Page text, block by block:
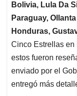
Bolivia, Lula Da
Paraguay,
Honduras,
Cinco Estrellas en
estos fueron
enviado por el
entregó más